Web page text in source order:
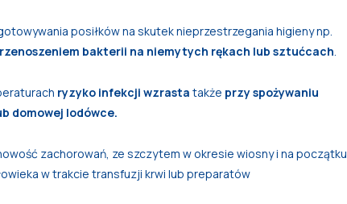
posiłków na skutek nieprzestrzegania higieny np.
bakterii na niemytych rękach lub sztućcach.
ryzyko infekcji wzrasta także przy spożywaniu
domowej lodówce.
zachorowań, ze szczytem w okresie wiosny i na początku
w trakcie transfuzji krwi lub preparatów